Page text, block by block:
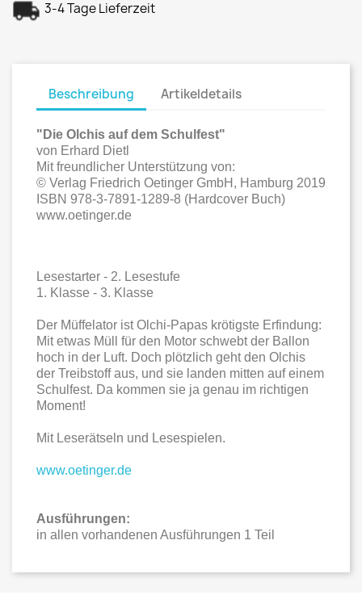
3-4 Tage Lieferzeit
Beschreibung Artikeldetails
"Die Olchis auf dem Schulfest"
von Erhard Dietl
Mit freundlicher Unterstützung von:
© Verlag Friedrich Oetinger GmbH, Hamburg 2019
ISBN 978-3-7891-1289-8 (Hardcover Buch)
www.oetinger.de
Lesestarter - 2. Lesestufe
1. Klasse - 3. Klasse
Der Müffelator ist Olchi-Papas krötigste Erfindung:
Mit etwas Müll für den Motor schwebt der Ballon
hoch in der Luft. Doch plötzlich geht den Olchis
der Treibstoff aus, und sie landen mitten auf einem
Schulfest. Da kommen sie ja genau im richtigen
Moment!
Mit Leserätseln und Lesespielen.
www.oetinger.de
Ausführungen:
in allen vorhandenen Ausführungen 1 Teil